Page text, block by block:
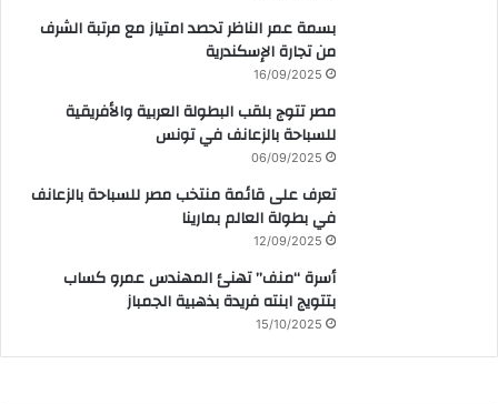
بسمة عمر الناظر تحصد امتياز مع مرتبة الشرف
من تجارة الإسكندرية
16/09/2025
مصر تتوج بلقب البطولة العربية والأفريقية
للسباحة بالزعانف في تونس
06/09/2025
تعرف على قائمة منتخب مصر للسباحة بالزعانف
في بطولة العالم بمارينا
12/09/2025
أسرة “منف” تهنئ المهندس عمرو كساب
بتتويج ابنته فريدة بذهبية الجمباز
15/10/2025